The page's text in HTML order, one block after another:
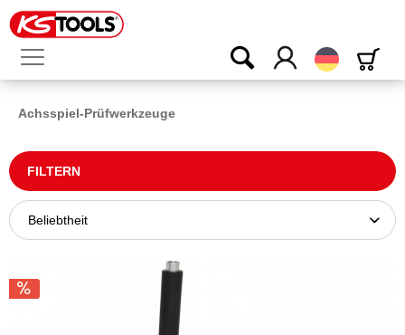
Deutsch
Achsspiel-Prüfwerkzeuge
FILTERN